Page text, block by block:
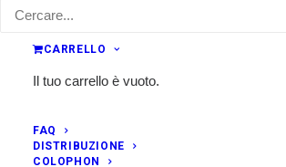
CARRELLO
Il tuo carrello è vuoto.
FAQ
DISTRIBUZIONE
COLOPHON